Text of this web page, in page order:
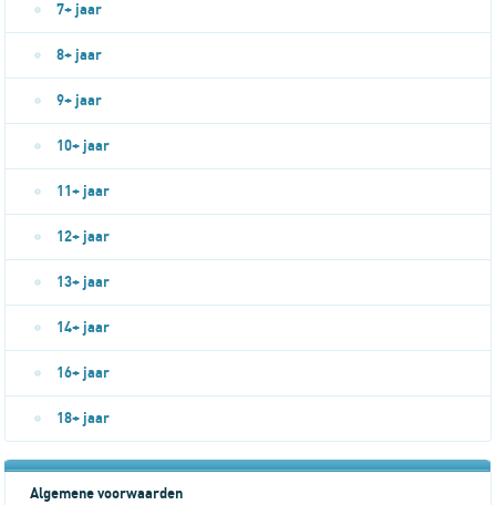
7+ jaar
8+ jaar
9+ jaar
10+ jaar
11+ jaar
12+ jaar
13+ jaar
14+ jaar
16+ jaar
18+ jaar
Algemene voorwaarden